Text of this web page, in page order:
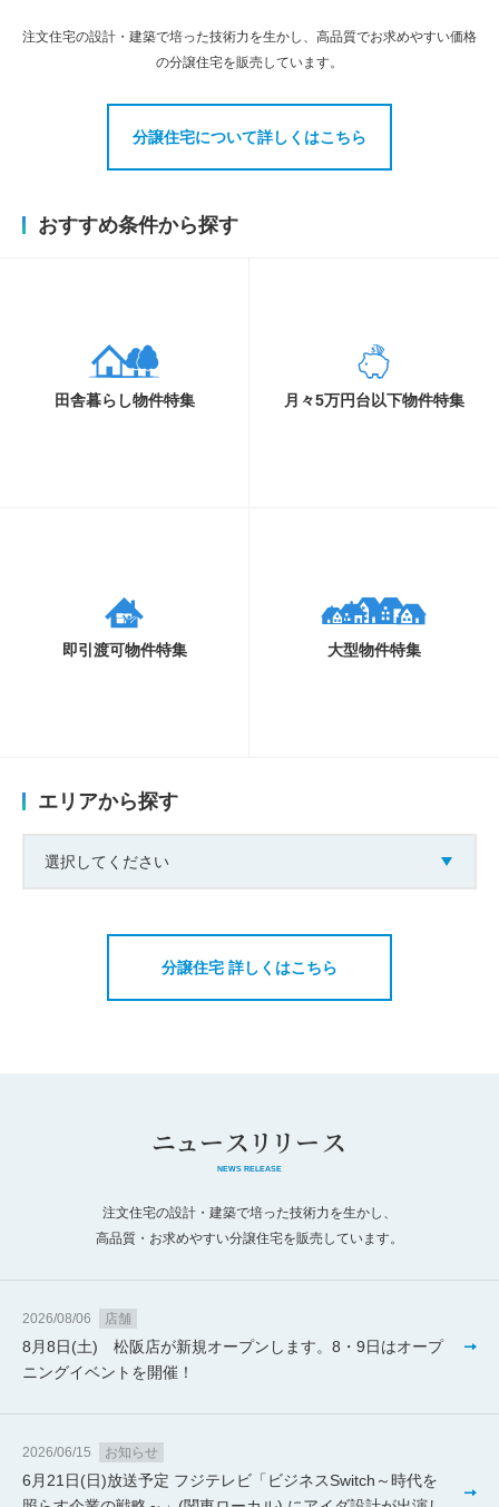
注文住宅の設計・建築で培った技術力を生かし、高品質でお求めやすい価格
の分譲住宅を販売しています。
分譲住宅について詳しくはこちら
おすすめ条件から探す
田舎暮らし物件特集 月々5万円台以下物件特集
即引渡可物件特集 大型物件特集
エリアから探す
選択してください
分譲住宅 詳しくはこちら
ニュースリリース
NEWS RELEASE
注文住宅の設計・建築で培った技術力を生かし、
高品質・お求めやすい分譲住宅を販売しています。
2026/08/06 店舗
8月8日(土) 松阪店が新規オープンします。8・9日はオープ
ニングイベントを開催！
2026/06/15 お知らせ
6月21日(日)放送予定 フジテレビ「ビジネスSwitch～時代を